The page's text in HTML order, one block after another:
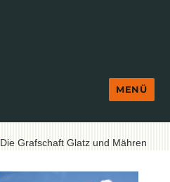
MENÜ
Die Grafschaft Glatz und Mähren